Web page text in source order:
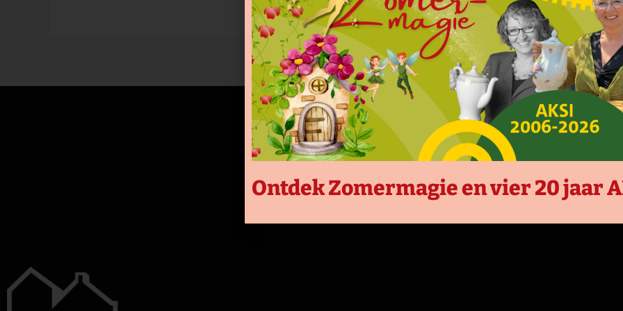
Ontdek Zomermagie en vier 20 jaar